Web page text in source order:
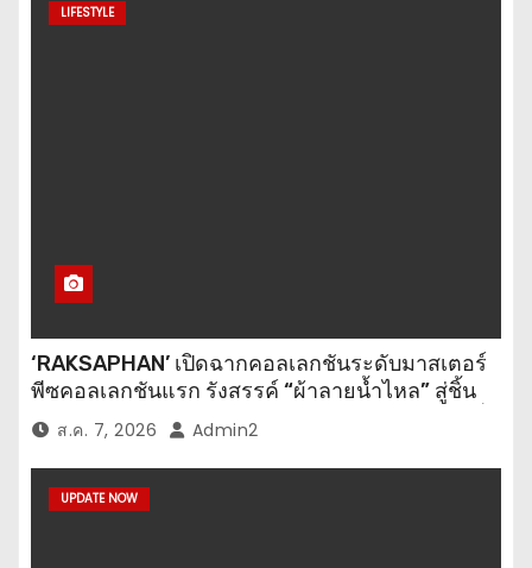
LIFESTYLE
‘RAKSAPHAN’ เปิดฉากคอลเลกชันระดับมาสเตอร์
พีซคอลเลกชันแรก รังสรรค์ “ผ้าลายน้ำไหล” สู่ชิ้น
งานศิลปะสะสมสุดลิมิเต็ด ถ่ายทอดภูมิปัญญาท้องถิ่น
สู่สุนทรียภาพระดับสากล
ส.ค. 7, 2026 Admin2
UPDATE NOW